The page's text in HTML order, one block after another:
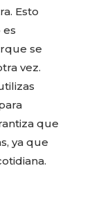
Esto
es
se
vez.
que
ya que